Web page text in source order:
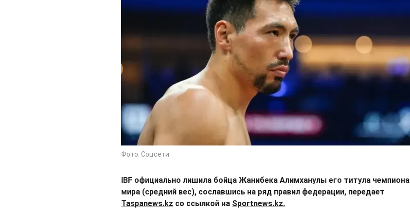
Фото: Соцсети
IBF официально лишила бойца Жанибека Алимханулы его титула чемпиона
мира (средний вес), сославшись на ряд правил федерации, передает
Taspanews.kz со ссылкой на Sportnews.kz.